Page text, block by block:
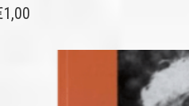
1,00